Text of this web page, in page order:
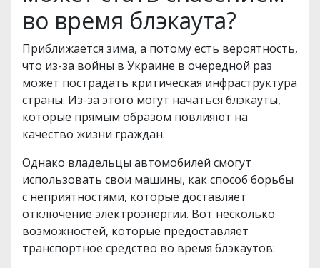
во время блэкаута?
Приближается зима, а потому есть вероятность,
что из-за войны в Украине в очередной раз
может пострадать критическая инфраструктура
страны. Из-за этого могут начаться блэкауты,
которые прямым образом повлияют на
качество жизни граждан.
Однако владельцы автомобилей смогут
использовать свои машины, как способ борьбы
с неприятностями, которые доставляет
отключение электроэнергии. Вот несколько
возможностей, которые предоставляет
транспортное средство во время блэкаутов: